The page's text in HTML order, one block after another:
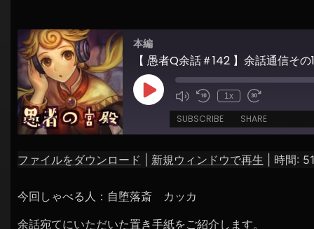
ー
シ
ョ
ン
本編
【 愚者Q余話＃142 】余話通信そ
Play
Episode
1x
SUBSCRIBE SHARE
SHARE
LINK
ファイルをダウンロード 新規ウィンドウで再生 時間:
今回しゃべる人：自堕落斎 カッカ
余話宛てにいただいた置き手紙をご紹介します。